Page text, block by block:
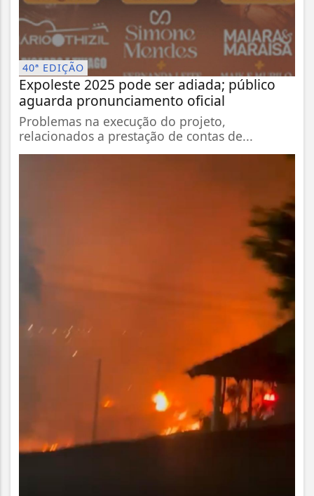
40ª EDIÇÃO
Expoleste 2025 pode ser adiada; público
aguarda pronunciamento oficial
Problemas na execução do projeto,
relacionados a prestação de contas de...